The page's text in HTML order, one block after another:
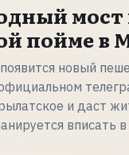
мост
пойме в
новый
и даст